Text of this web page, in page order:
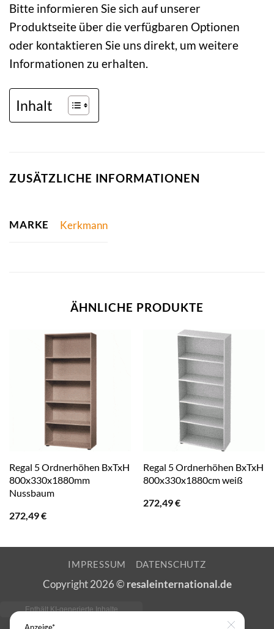
Bitte informieren Sie sich auf unserer
Produktseite über die verfügbaren Optionen
oder kontaktieren Sie uns direkt, um weitere
Informationen zu erhalten.
Inhalt
ZUSÄTZLICHE INFORMATIONEN
MARKE Kerkmann
ÄHNLICHE PRODUKTE
Regal 5 Ordnerhöhen BxTxH
800x330x1880mm
Nussbaum
272,49€
Regal 5 Ordnerhöhen BxTxH
800x330x1880cm weiß
272,49€
IMPRESSUM DATENSCHUTZ
Copyright 2026 © resaleinternational.de